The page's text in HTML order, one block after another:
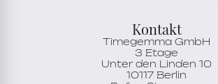
Kontakt
Timegemma GmbH
3 Etage
Unter den Linden 10
10117 Berlin